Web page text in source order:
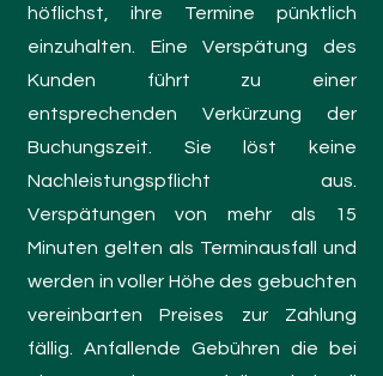
höflichst, ihre Termine pünktlich
einzuhalten. Eine Verspätung des
Kunden führt zu einer
entsprechenden Verkürzung der
Buchungszeit. Sie löst keine
Nachleistungspflicht aus.
Verspätungen von mehr als 15
Minuten gelten als Terminausfall und
werden in voller Höhe des gebuchten
vereinbarten Preises zur Zahlung
fällig. Anfallende Gebühren die bei